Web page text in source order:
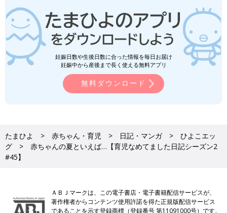
妊娠日数や生後日数に合った情報を毎日お届け
妊娠中から産後まで長く使える無料アプリ
無料ダウンロード
たまひよ 赤ちゃん・育児 日記・マンガ
ひよこエッ
グ
赤ちゃんの夏といえば…【育児なめてました日記シーズン2
#45】
ＡＢＪマークは、この電子書店・電子書籍配信サービスが、
著作権者からコンテンツ使用許諾を得た正規版配信サービス
であることを示す登録商標（登録番号 第11091000号）です。